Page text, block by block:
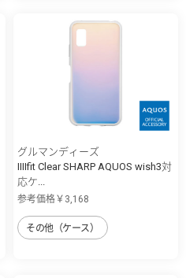
グルマンディーズ
IIIIfit Clear SHARP AQUOS wish3対
応ケ...
参考価格￥3,168
その他（ケース）